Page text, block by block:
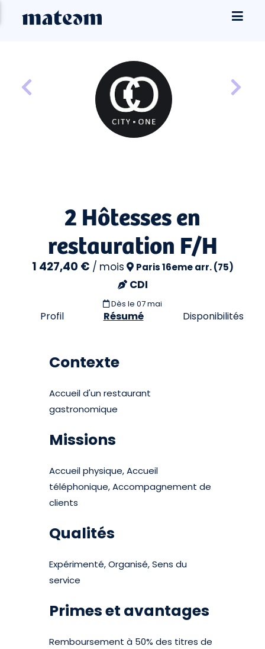
2 Hôtesses en
restauration F/H
1 427,40 € / mois Paris 16eme arr. (75)
CDI
Dès le 07 mai
Profil Résumé Disponibilités
Contexte
Accueil d'un restaurant
gastronomique
Missions
Accueil physique, Accueil
téléphonique, Accompagnement de
clients
Qualités
Expérimenté, Organisé, Sens du
service
Primes et avantages
Remboursement à 50% des titres de